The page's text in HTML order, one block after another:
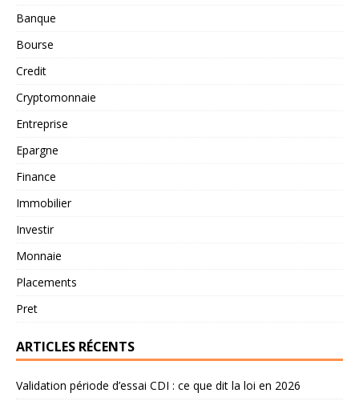
Banque
Bourse
Credit
Cryptomonnaie
Entreprise
Epargne
Finance
Immobilier
Investir
Monnaie
Placements
Pret
ARTICLES RÉCENTS
Validation période d’essai CDI : ce que dit la loi en 2026